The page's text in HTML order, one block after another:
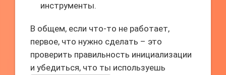
инструменты.
В общем, если что-то не работает,
первое, что нужно сделать – это
проверить правильность инициализации
и убедиться, что ты используешь